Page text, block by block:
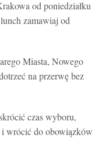
od poniedziałku
zamawiaj od
Miasta, Nowego
na przerwę bez
czas wyboru,
i wrócić do obowiązków